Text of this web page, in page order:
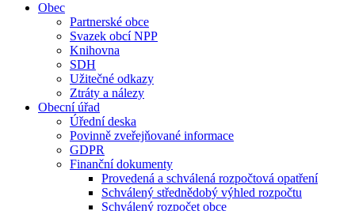
Obec
Partnerské obce
Svazek obcí NPP
Knihovna
SDH
Užitečné odkazy
Ztráty a nálezy
Obecní úřad
Úřední deska
Povinně zveřejňované informace
GDPR
Finanční dokumenty
Provedená a schválená rozpočtová opatření
Schválený střednědobý výhled rozpočtu
Schválený rozpočet obce